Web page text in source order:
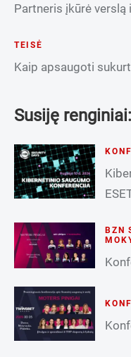
Partneris įkūrė
TEISĖ
Kaip apsaugoti
Susiję renginiai:
BZN